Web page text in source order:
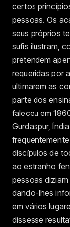
certos
pessoas. Os
seus próprios
sufis ilustram,
pretendem
requeridas por
ultimarem as
parte dos
faleceu em
Gurdaspur,
discípulos de
ao estranho
pessoas diziam
dando-lhes
em vários
dissesse